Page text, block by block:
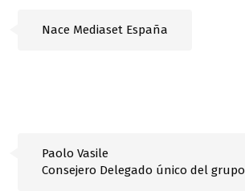
Nace Mediaset España
Paolo Vasile
Consejero Delegado único del grupo